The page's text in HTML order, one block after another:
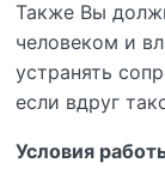
Также Вы
человеком и
устранять
если вдруг
Условия